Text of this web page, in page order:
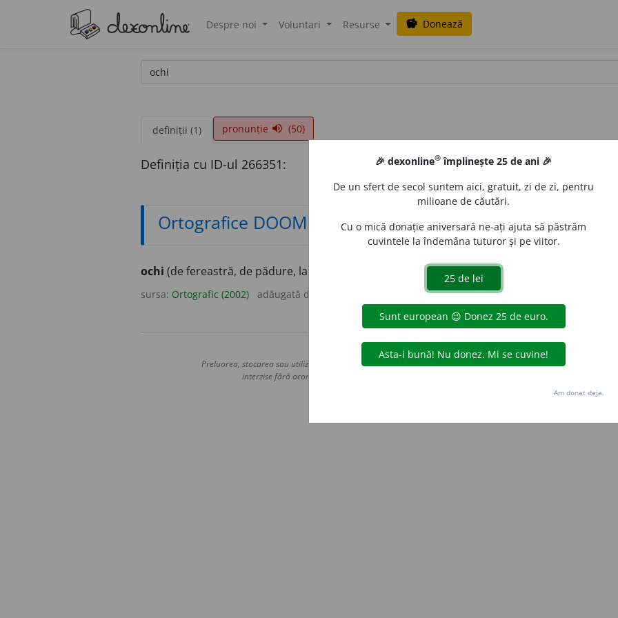
Despre noi Voluntari Resurse savings Donează
definiții (1) pronunție volume_up (50)
Definiția cu ID-ul 266351:
Ortografice DOOM
ochi (de fereastră, de pădure, la o împletitură, la plită, mâncare) s. n., pl.
sursa: Ortografic (2002) adăugată de
Copyright © 2004-2026 dexonline (https://dexonline.ro)
Preluarea, stocarea sau utilizarea datelor de pe acest site, inclusiv prin orice metode de extragere automată
interzise fără acordul nostru prealabil scris, cu excepția seturilor de date oferite oficial spre utilizare
Hosterion
🎉 dexonline® împlinește 25 de ani 🎉
De un sfert de secol suntem aici, gratuit, zi de zi, pentru
milioane de căutări.
Cu o mică donație aniversară ne-ați ajuta să păstrăm
cuvintele la îndemâna tuturor și pe viitor.
Am donat deja.